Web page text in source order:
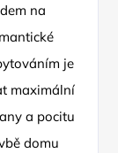
na
je
maximální
a pocitu
domu